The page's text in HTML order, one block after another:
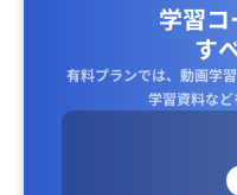
学習
す
有料プランでは、動画学
学習資料な